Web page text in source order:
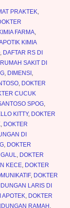
PRAKTEK,
FARMA,
KIMIA
, DAFTAR RS DI
SAKIT DI
, DIMENSI,
, DOKTER
CUCUK
SPOG,
KITTY, DOKTER
, DOKTER
DI
, DOKTER
, DOKTER
KECE, DOKTER
, DOKTER
LARIS DI
APOTEK, DOKTER
RAMAH,